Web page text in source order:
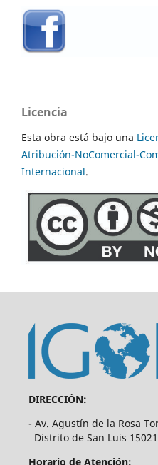
Licencia
Esta obra está bajo una
Atribución-NoComercial-
Internacional.
DIRECCIÓN:
- Av. Agustín de la Rosa
Distrito de San Luis
Horario de Atención: